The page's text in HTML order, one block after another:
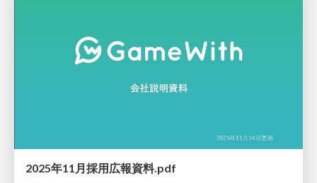
2025年11月採用広報資料.pdf